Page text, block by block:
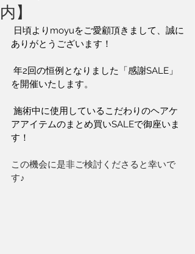
内】
ありがとうございます！
を開催いたします。
アアイテムのまとめ買いSALEで御座いま
す！
この機会に是非ご検討くださると幸いで
す♪